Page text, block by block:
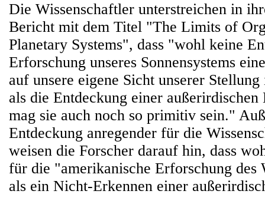
Die Wissenschaftler unterstreichen in
Bericht mit dem Titel "The Limits of
Planetary Systems", dass "wohl keine
Erforschung unseres Sonnensystems
auf unsere eigene Sicht unserer
als die Entdeckung einer
mag sie auch noch so primitiv sein."
Entdeckung anregender für die
weisen die Forscher darauf hin, dass
für die "amerikanische Erforschung des
als ein Nicht-Erkennen einer